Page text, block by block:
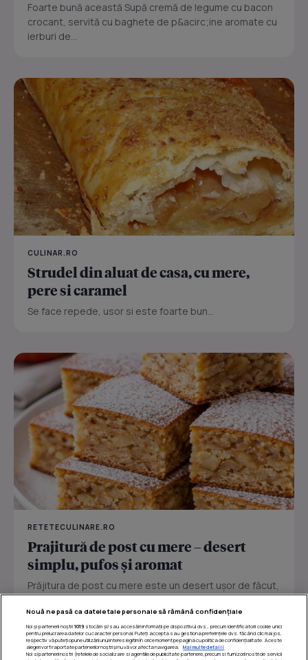
Foarte bună această Supă cremă de legume cu bacon
crocant, servită cu baghete de p&acirc;ine aromate cu
ierburi de...
CULINAR.RO
Strudel din aluat de casa, cu mere,
pere si caramel
Se face repede, usor si este foarte bun...
RETETECULINARE.RO
Prajitură de post cu mere – desert
simplu, pufos și aromat
Prăjitura de post cu mere este un desert ușor de făcut,
sau...
Nouă ne pasă ca datele tale personale să rămână confidențiale
Noi și partenerii noștri 1019stocăm și/sau accesăm informații pe dispozitivul dvs., precum identificatorii cookie unici
pentru prelucrarea datelor cu caracter personal. Puteți accepta sau gestiona preferințele dvs. făcând clic mai jos,
respectiv vă puteți opune utilizării unui interes legitim în orice moment pe pagina cu politica de confidențialitate. Aceste
alegeri vor fi raportate partenerilor noștri și nu vă vor afecta navigarea.
Mai multe detalii
Noi si partenerii nostri (retelele de socializare si agentiile de publicitate partenere, precum si furnizorii nostri de servicii